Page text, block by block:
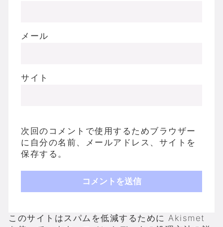
メール
サイト
次回のコメントで使用するためブラウザー
に自分の名前、メールアドレス、サイトを
保存する。
このサイトはスパムを低減するために Akismet